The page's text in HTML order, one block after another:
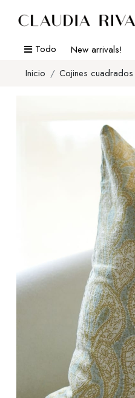
Todo New arrivals!
Inicio
Cojines cuadrados